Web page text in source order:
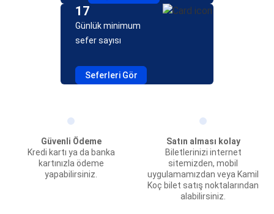
17
Günlük minimum
sefer sayısı
Seferleri Gör
Güvenli Ödeme
Kredi kartı ya da banka
kartınızla ödeme
yapabilirsiniz.
Satın alması kolay
Biletlerinizi internet
sitemizden, mobil
uygulamamızdan veya Kamil
Koç bilet satış noktalarından
alabilirsiniz.